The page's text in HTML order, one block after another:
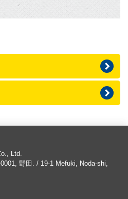
Ltd.
野田. / 19-1 Mefuki, Noda-shi,